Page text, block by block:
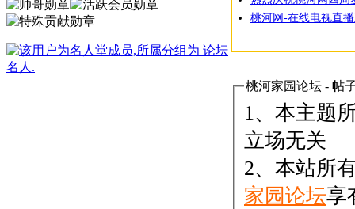
桃河网-在线电视直
桃河家园论坛 - 帖
1、本主题
立场无关
2、本站所
家园论坛享